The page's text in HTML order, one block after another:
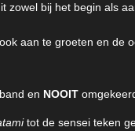
zowel bij het begin als
aan te groeten en de
en NOOIT
tot de sensei teken